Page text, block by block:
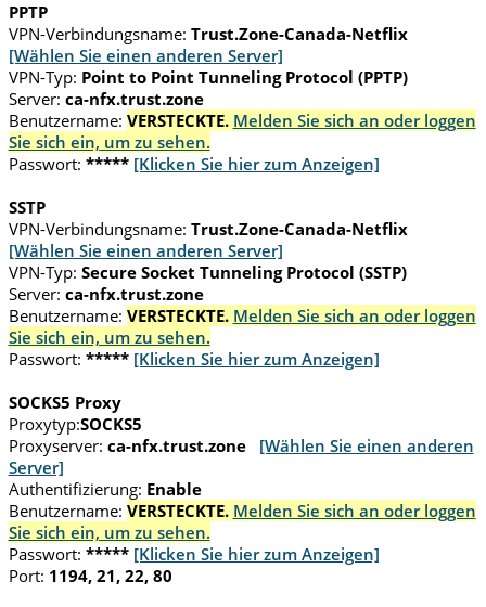
PPTP
VPN-Verbindungsname: Trust.Zone-Canada-Netflix
[Wählen Sie einen anderen Server]
VPN-Typ: Point to Point Tunneling Protocol (PPTP)
Server: ca-nfx.trust.zone
Benutzername: VERSTECKTE. Melden Sie sich an oder loggen
Sie sich ein, um zu sehen.
Passwort: ***** [Klicken Sie hier zum Anzeigen]
SSTP
VPN-Verbindungsname: Trust.Zone-Canada-Netflix
[Wählen Sie einen anderen Server]
VPN-Typ: Secure Socket Tunneling Protocol (SSTP)
Server: ca-nfx.trust.zone
Benutzername: VERSTECKTE. Melden Sie sich an oder loggen
Sie sich ein, um zu sehen.
Passwort: ***** [Klicken Sie hier zum Anzeigen]
SOCKS5 Proxy
Proxytyp:SOCKS5
Proxyserver: ca-nfx.trust.zone
[Wählen Sie einen anderen
Server]
Authentifizierung: Enable
Benutzername: VERSTECKTE. Melden Sie sich an oder loggen
Sie sich ein, um zu sehen.
Passwort: ***** [Klicken Sie hier zum Anzeigen]
Port: 1194, 21, 22, 80